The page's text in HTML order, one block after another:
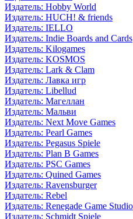
Издатель: Hobby World
Издатель: HUCH! & friends
Издатель: IELLO
Издатель: Indie Boards and Cards
Издатель: Kilogames
Издатель: KOSMOS
Издатель: Lark & Clam
Издатель: Лавка игр
Издатель: Libellud
Издатель: Магеллан
Издатель: Мальви
Издатель: Next Move Games
Издатель: Pearl Games
Издатель: Pegasus Spiele
Издатель: Plan B Games
Издатель: PSC Games
Издатель: Quined Games
Издатель: Ravensburger
Издатель: Rebel
Издатель: Renegade Game Studio
Издатель: Schmidt Spiele